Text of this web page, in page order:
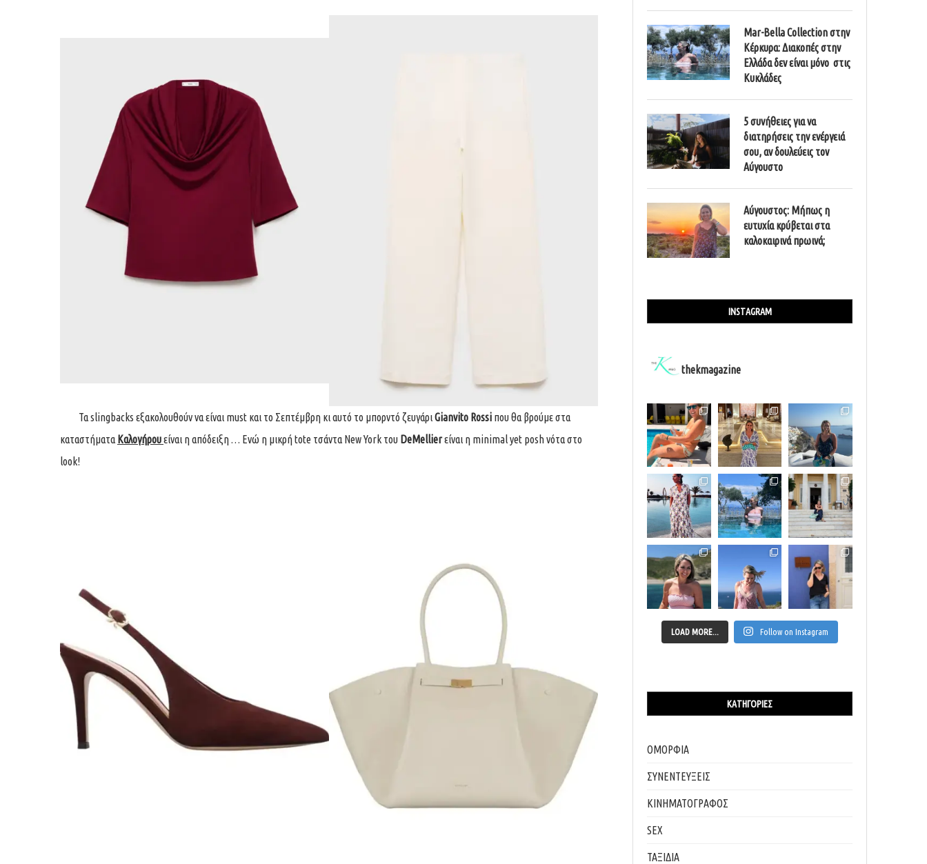
Τα slingbacks εξακολουθούν να είναι must και το Σεπτέμβρη κι αυτό το μπορντό ζευγάριGianvito Rossi που θα βρούμε στα
καταστήματα Καλογήρουείναι η απόδειξη … Eνώ η μικρή tote τσάντα New York του DeMellierείναι η minimal yet posh νότα στο
look!
Mar-Bella Collection στην
Κέρκυρα: Διακοπές στην
Ελλάδα δεν είναι μόνο στις
Κυκλάδες
5 συνήθειες για να
διατηρήσεις την ενέργειά
σου, αν δουλεύεις τον
Αύγουστο
Αύγουστος: Μήπως η
ευτυχία κρύβεται στα
καλοκαιρινά πρωινά;
INSTAGRAM
thekmagazine
LOAD MORE... Follow on Instagram
ΚΑΤΗΓΟΡΊΕΣ
ΟΜΟΡΦΙΑ
ΣΥΝΕΝΤΕΥΞΕΙΣ
ΚΙΝΗΜΑΤΟΓΡΑΦΟΣ
SEX
ΤΑΞΙΔΙΑ